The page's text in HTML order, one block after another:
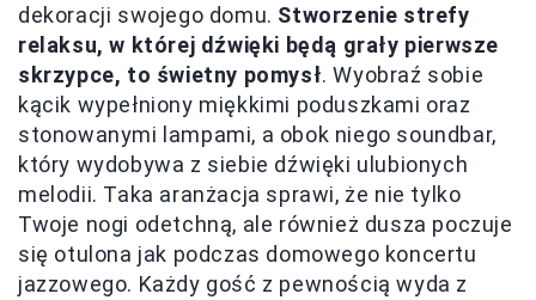
dekoracji swojego domu. Stworzenie strefy
relaksu, w której dźwięki będą grały pierwsze
skrzypce, to świetny pomysł. Wyobraź sobie
kącik wypełniony miękkimi poduszkami oraz
stonowanymi lampami, a obok niego soundbar,
który wydobywa z siebie dźwięki ulubionych
melodii. Taka aranżacja sprawi, że nie tylko
Twoje nogi odetchną, ale również dusza poczuje
się otulona jak podczas domowego koncertu
jazzowego. Każdy gość z pewnością wyda z